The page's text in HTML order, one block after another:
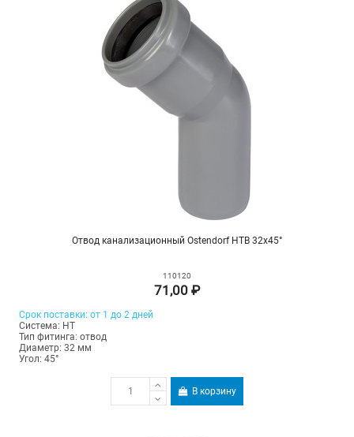
Отвод канализационный Ostendorf HTB 32х45°
110120
71,00 ₽
Срок поставки: от 1 до 2 дней
Система: HT
Тип фитинга: отвод
Диаметр: 32 мм
Угол: 45°
В корзину